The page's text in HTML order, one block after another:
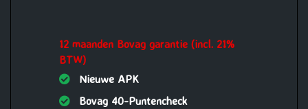
12 maanden Bovag garantie (incl. 21%
BTW)
Nieuwe APK
Bovag 40-Puntencheck